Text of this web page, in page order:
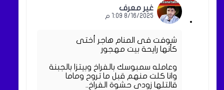
غير معرف
8/16/2025 1:09 م
شوفت فى المنام هاجر أختى
كأنها رايحة بيت مهجور
وعامله سمبوسك بالفراخ وبيتزا بالجبنة
وانا كلت منهم قبل ما تروح وماما
قالتلها زودى حشوة الفراخ..